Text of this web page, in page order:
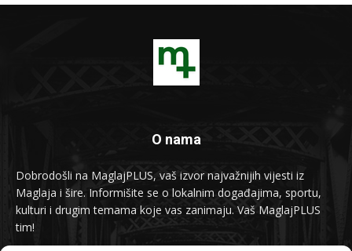
O nama
Dobrodošli na MaglajPLUS, vaš izvor najvažnijih vijesti iz
Maglaja i šire. Informišite se o lokalnim događajima, sportu,
kulturi i drugim temama koje vas zanimaju. Vaš MaglajPLUS
tim!